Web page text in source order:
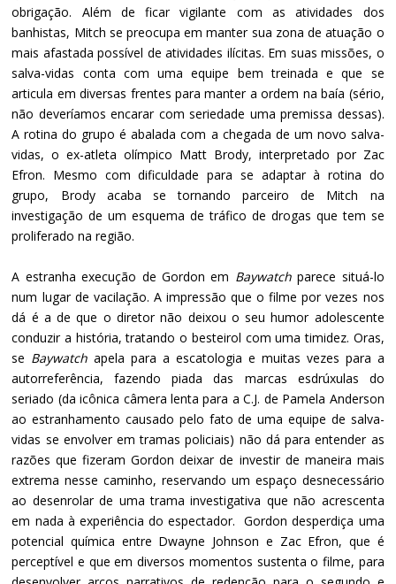
obrigação. Além de ficar vigilante com as atividades dos
banhistas, Mitch se preocupa em manter sua zona de atuação o
mais afastada possível de atividades ilícitas. Em suas missões, o
salva-vidas conta com uma equipe bem treinada e que se
articula em diversas frentes para manter a ordem na baía (sério,
não deveríamos encarar com seriedade uma premissa dessas).
A rotina do grupo é abalada com a chegada de um novo salva-
vidas, o ex-atleta olímpico Matt Brody, interpretado por Zac
Efron. Mesmo com dificuldade para se adaptar à rotina do
grupo, Brody acaba se tornando parceiro de Mitch na
investigação de um esquema de tráfico de drogas que tem se
proliferado na região.
A estranha execução de Gordon em Baywatchparece situá-lo
num lugar de vacilação. A impressão que o filme por vezes nos
dá é a de que o diretor não deixou o seu humor adolescente
conduzir a história, tratando o besteirol com uma timidez. Oras,
se Baywatchapela para a escatologia e muitas vezes para a
autorreferência, fazendo piada das marcas esdrúxulas do
seriado (da icônica câmera lenta para a C.J. de Pamela Anderson
ao estranhamento causado pelo fato de uma equipe de salva-
vidas se envolver em tramas policiais) não dá para entender as
razões que fizeram Gordon deixar de investir de maneira mais
extrema nesse caminho, reservando um espaço desnecessário
ao desenrolar de uma trama investigativa que não acrescenta
em nada à experiência do espectador. Gordon desperdiça uma
potencial química entre Dwayne Johnson e Zac Efron, que é
perceptível e que em diversos momentos sustenta o filme, para